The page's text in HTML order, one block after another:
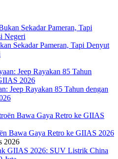
Sekadar Pameran, Tapi Denyut
Jeep Rayakan 85 Tahun dengan
Bawa Gaya Retro ke GIIAS 2026
2026